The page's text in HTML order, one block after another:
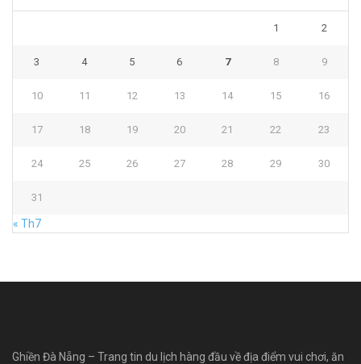
1 2
3 4 5 6 7 8 9
10 11 12 13 14 15 16
17 18 19 20 21 22 23
24 25 26 27 28 29 30
31
« Th7
Ghiền Đà Nẵng – Trang tin du lịch hàng đầu về địa điểm vui chơi, ăn